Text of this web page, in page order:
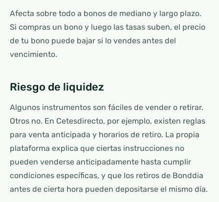
Afecta sobre todo a bonos de mediano y largo plazo.
Si compras un bono y luego las tasas suben, el precio
de tu bono puede bajar si lo vendes antes del
vencimiento.
Riesgo de liquidez
Algunos instrumentos son fáciles de vender o retirar.
Otros no. En Cetesdirecto, por ejemplo, existen reglas
para venta anticipada y horarios de retiro. La propia
plataforma explica que ciertas instrucciones no
pueden venderse anticipadamente hasta cumplir
condiciones específicas, y que los retiros de Bonddia
antes de cierta hora pueden depositarse el mismo día.